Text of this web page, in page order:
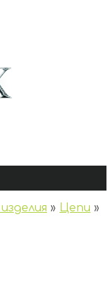
» Цепи »